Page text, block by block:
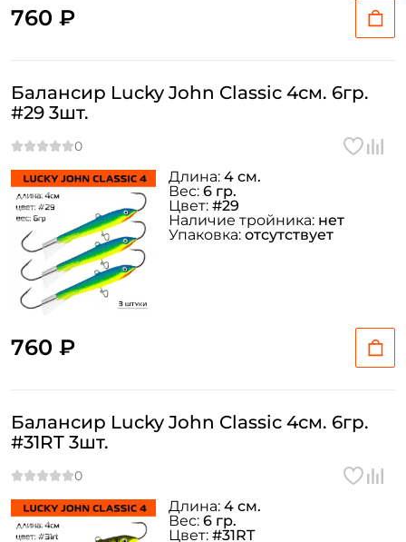
760 ₽
Балансир Lucky John Classic 4см. 6гр.
#29 3шт.
760 ₽
Длина: 4 см.
Вес: 6 гр.
Цвет: #29
Наличие тройника: нет
Упаковка: отсутствует
Балансир Lucky John Classic 4см. 6гр.
#31RT 3шт.
Длина: 4 см.
Вес: 6 гр.
Цвет: #31RT